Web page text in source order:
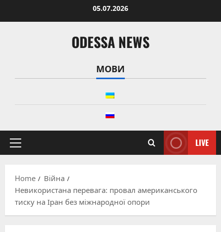
05.07.2026
ODESSA NEWS
МОВИ
Primary
LIVE
Home
Війна
Невикористана перевага: провал американського
тиску на Іран без міжнародної опори